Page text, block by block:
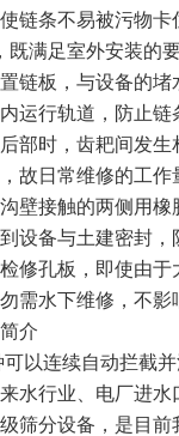
链条不易被污物卡
既满足室外安装的
置链板，与设备的
运行轨道，防止链
后部时，齿耙间发
故日常维修的工
壁接触的两侧用
设备与土建密封，
检修孔板，即使由
需水下维修，不影
简介
以连续自动拦截
水行业、电厂进
筛分设备，是目